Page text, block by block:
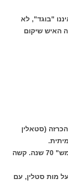
"בוגד", לא
האיש שיקום
(סטאלין
במקור זו כרזה של מק"י מ-1949, כשמלאו ל"שמש" 70 שנה. קשה
מות סטלין, עם